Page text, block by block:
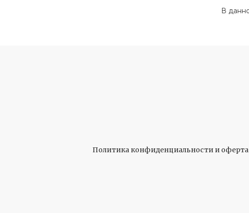
В
Политика конфиденциальности и оферта